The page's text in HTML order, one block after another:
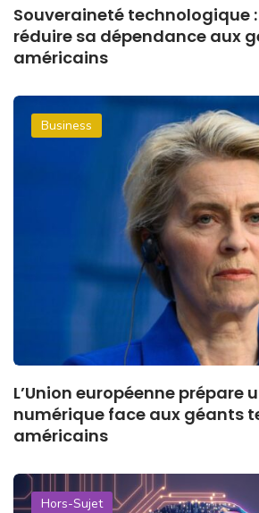
Souveraineté technologique :
réduire sa dépendance aux
américains
Business
L’Union européenne prépare
numérique face aux géants
américains
Hors-Sujet